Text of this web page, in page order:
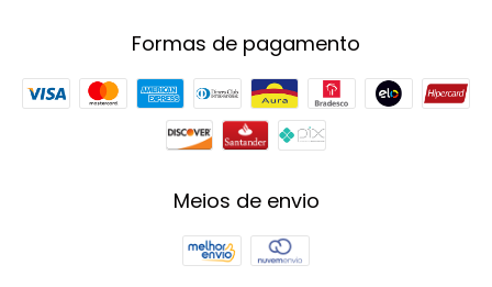
Formas de pagamento
Meios de envio